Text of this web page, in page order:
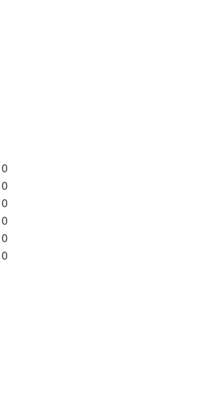
0
0
0
0
0
0